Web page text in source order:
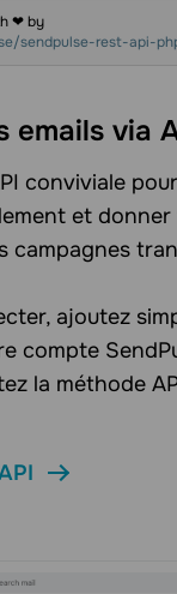
❤ by
sendpulse-rest-api-
emails via
conviviale
et
campagnes
ajoutez
compte
la méthode